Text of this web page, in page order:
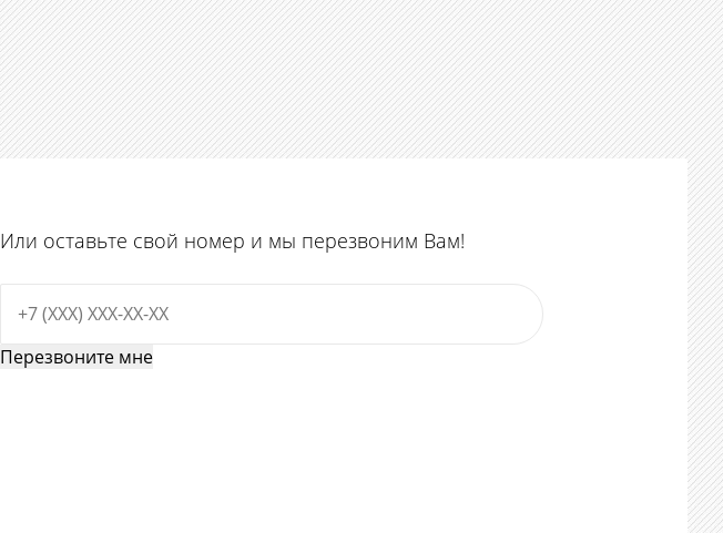
Или оставьте свой номер и мы перезвоним Вам!